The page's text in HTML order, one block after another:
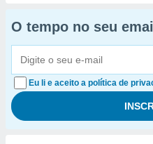
O tempo no seu email
Eu li e aceito a política de